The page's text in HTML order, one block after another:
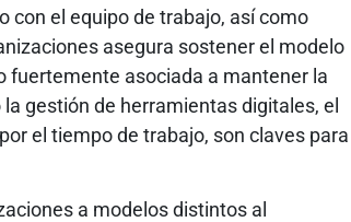
con el equipo de trabajo, así como
asegura sostener el modelo
fuertemente asociada a mantener la
gestión de herramientas digitales, el
el tiempo de trabajo, son claves para
a modelos distintos al